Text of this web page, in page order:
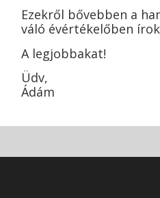
Ezekről bővebben a
váló évértékelőben
A legjobbakat!
Üdv,
Ádám